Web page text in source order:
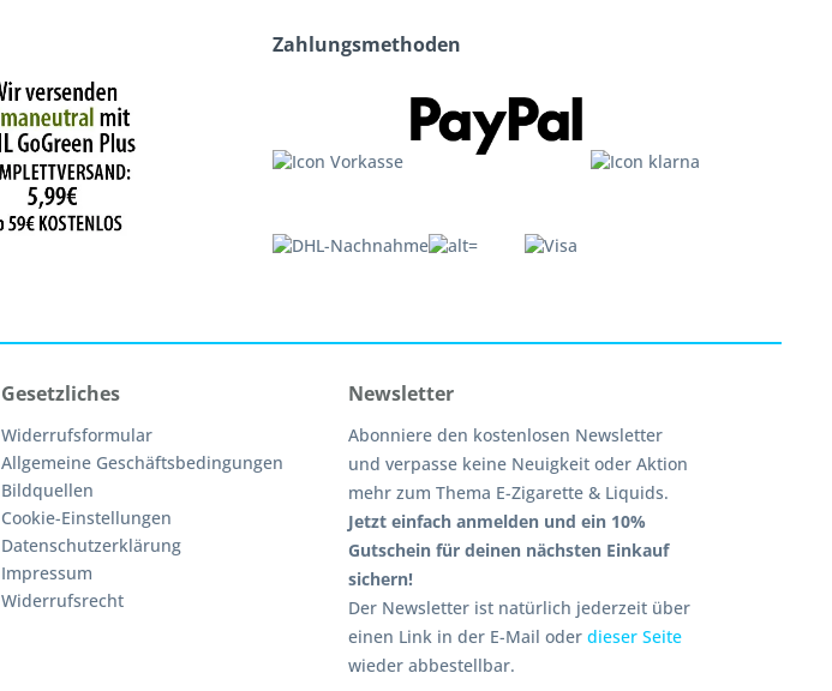
Zahlungsmethoden
Gesetzliches
Widerrufsformular
Allgemeine Geschäftsbedingungen
Bildquellen
Cookie-Einstellungen
Datenschutzerklärung
Impressum
Widerrufsrecht
Newsletter
Abonniere den kostenlosen Newsletter
und verpasse keine Neuigkeit oder Aktion
mehr zum Thema E-Zigarette & Liquids.
Jetzt einfach anmelden und ein 10%
Gutschein für deinen nächsten Einkauf
sichern!
Der Newsletter ist natürlich jederzeit über
einen Link in der E-Mail oderdieser Seite
wieder abbestellbar.